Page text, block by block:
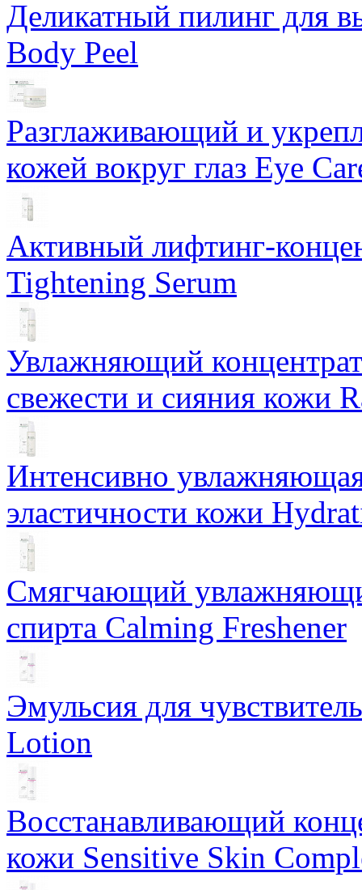
Деликатный пилинг для
Body Peel
Разглаживающий и
кожей вокруг глаз Eye
Активный лифтинг-
Tightening Serum
Увлажняющий
свежести и сияния кожи
Интенсивно
эластичности кожи
Смягчающий
спирта Calming Freshener
Эмульсия для
Lotion
Восстанавливающий
кожи Sensitive Skin